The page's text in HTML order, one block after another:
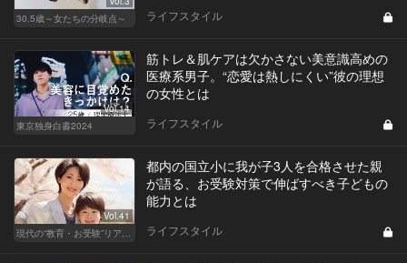
30.5歳～女たちの分岐点～
ライフスタイル
Vol.14
東京独身白書2024
筋トレ＆肌ケアは欠かさない美意識高めの
医療系男子。“恋愛は熱しにくい”彼の理想
の女性とは
ライフスタイル
Vol.41
現代の“教育・お受験”リアルドキュメント
都内の国立小に我が子3人を合格させた親
が語る、お受験対策で伸ばすべき子どもの
能力とは
ライフスタイル